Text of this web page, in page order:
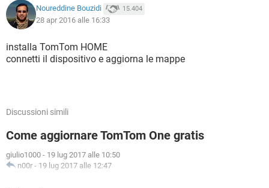
Noureddine Bouzidi 15.404
28 apr 2016 alle 16:33
installa TomTom HOME
connetti il dispositivo e aggiorna le mappe
Discussioni simili
Come aggiornare TomTom One gratis
giulio1000 - 19 lug 2017 alle 10:50
n00r - 19 lug 2017 alle 12:47